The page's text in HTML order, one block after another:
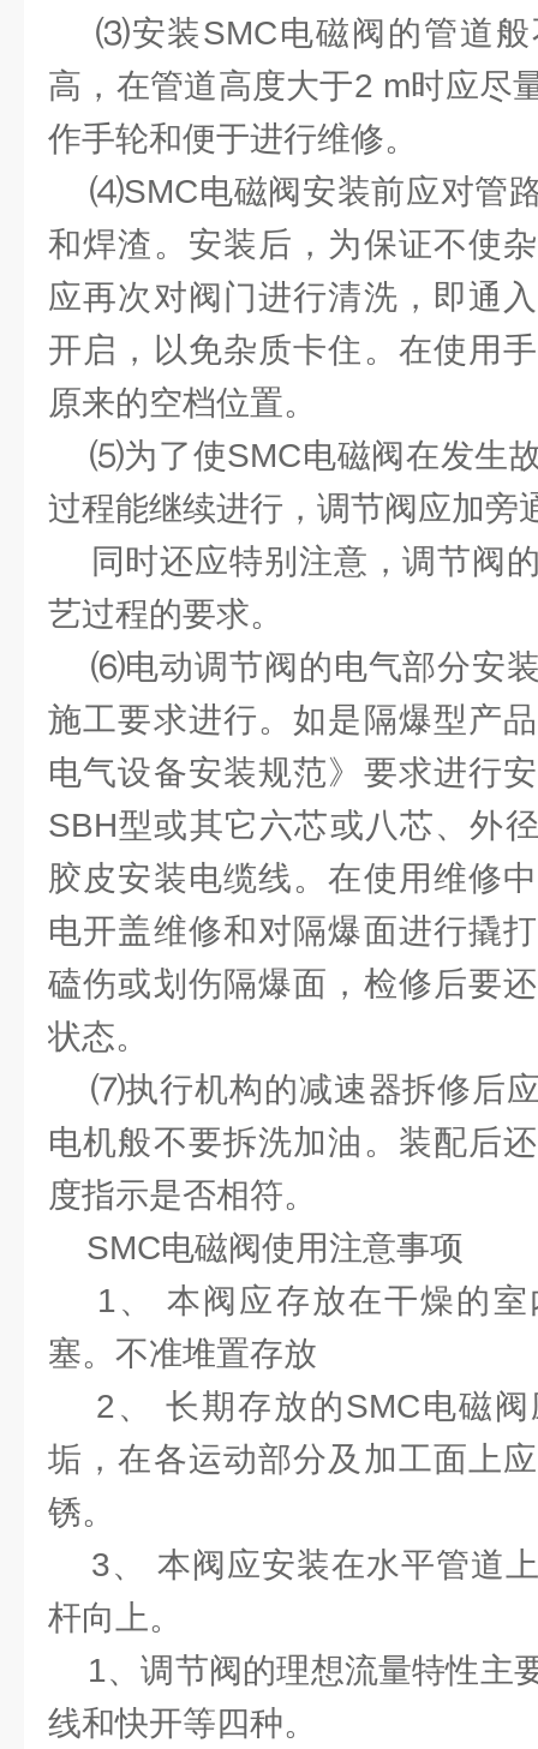
⑶安装SMC电磁阀的管道般
高，在管道高度大于2 m时应尽
作手轮和便于进行维修。
⑷SMC电磁阀安装前应对管
和焊渣。安装后，为保证不使
应再次对阀门进行清洗，即通
开启，以免杂质卡住。在使用
原来的空档位置。
⑸为了使SMC电磁阀在发生
过程能继续进行，调节阀应加旁
同时还应特别注意，调节阀
艺过程的要求。
⑹电动调节阀的电气部分安
施工要求进行。如是隔爆型产
电气设备安装规范》要求进行
SBH型或其它六芯或八芯、外
胶皮安装电缆线。在使用维修
电开盖维修和对隔爆面进行撬
磕伤或划伤隔爆面，检修后要
状态。
⑺执行机构的减速器拆修后
电机般不要拆洗加油。装配后
度指示是否相符。
SMC电磁阀使用注意事项
1、 本阀应存放在干燥的室
塞。不准堆置存放
2、 长期存放的SMC电磁阀
垢，在各运动部分及加工面上
锈。
3、 本阀应安装在水平管道
杆向上。
1、调节阀的理想流量特性主
线和快开等四种。